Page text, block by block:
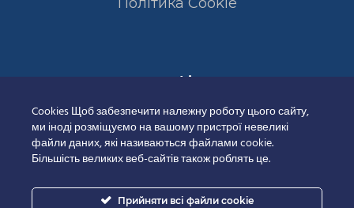
Полiтика Cookie
Сертифікати
Cookies Щоб забезпечити належну роботу цього сайту,
ми іноді розміщуємо на вашому пристрої невеликі
файли даних, які називаються файлами cookie.
Більшість великих веб-сайтів також роблять це.
Прийняти всі файли cookie